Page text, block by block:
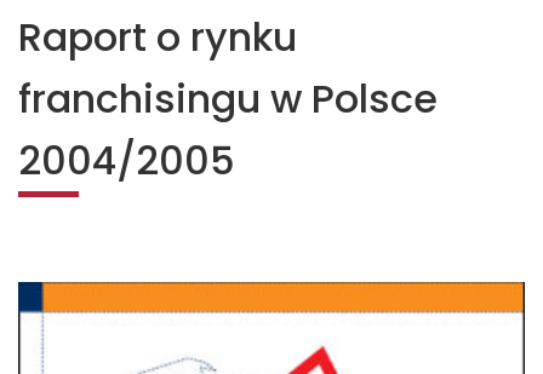
Raport o rynku
franchisingu w Polsce
2004/2005